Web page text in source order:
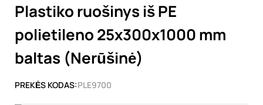
Plastiko ruošinys iš PE
polietileno 25x300x1000 mm
baltas (Nerūšinė)
PREKĖS KODAS:PLE9700